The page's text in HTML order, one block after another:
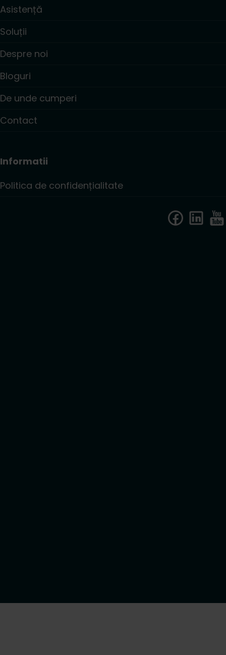
Asistență
Soluții
Despre noi
Bloguri
De unde cumperi
Contact
Informatii
Politica de confidențialitate